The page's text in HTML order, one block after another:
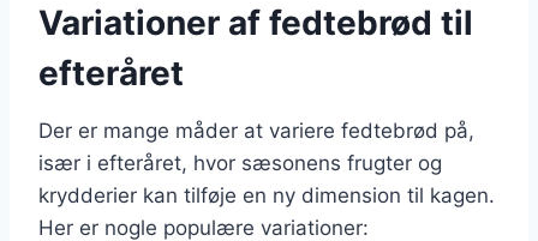
Variationer af fedtebrød til
efteråret
Der er mange måder at variere fedtebrød på,
især i efteråret, hvor sæsonens frugter og
krydderier kan tilføje en ny dimension til kagen.
Her er nogle populære variationer: